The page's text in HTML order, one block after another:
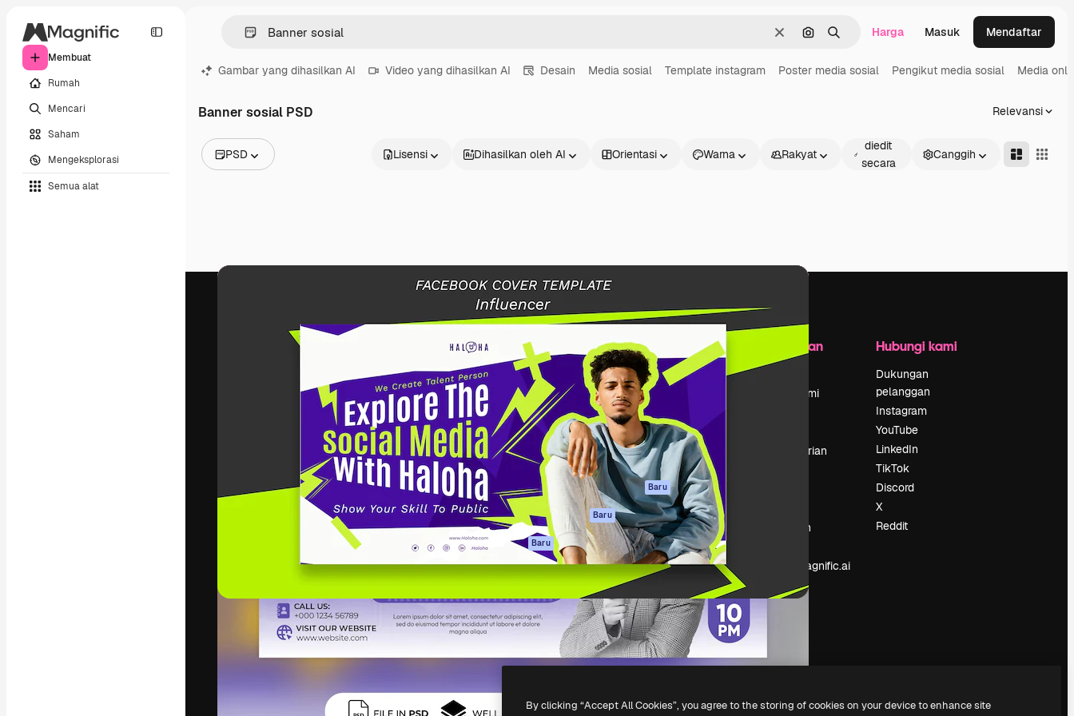
Membuat
Rumah
Mencari
Saham
Mengeksplorasi
Semua alat
JernihPencarian berdasarkan gambar
MencariHarga Masuk Mendaftar
Gambar yang dihasilkan AI Video yang dihasilkan AI Desain Media sosial Template instagram Poster media sosial Pengikut media sosial Media
Banner sosial PSD Relevansi
PSD
Video
Lisensi Dihasilkan oleh AI Orientasi Warna Rakyat
diedit
secara
Canggih
Platform kreatif untuk mengarahkan karya
terbaik Anda. Lebih dari 1 juta pelanggan
dari kalangan kreatif, perusahaan, agensi,
dan studio.
Bahasa Indonesia
Produk
Spaces
Asisten AI
Generator gambar
AI
Generator video AI
Generator suara AI
Konten stok
MCP untuk
Claude/ChatGPT
Baru
Agen Baru
API
Aplikasi seluler
Semua alat
Magnific
Mulai
Academy
Dokumentasi
Dukungan
Ketentuan
Penggunaan
Kebijakan privasi
Asli
Baru
Kebijakan Cookie
Pusat kepercayaan
Afiliasi
Enterprise
Perusahaan
Harga
Tentang kami
Tren pencarian
Jual konten
Mencari magnific.ai
Hubungi kami
Dukungan
pelanggan
Instagram
YouTube
LinkedIn
TikTok
Discord
X
Reddit
Freepik Company S.L.U. Hak cipta dilindungi undang-undang.
By clicking “Accept All Cookies”, you agree to the storing of cookies on your device to enhance site